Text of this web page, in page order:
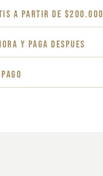
a partir de $200.000
y paga despues